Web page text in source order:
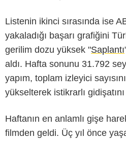
Listenin ikinci sırasında ise
yakaladığı başarı grafiğini
gerilim dozu yüksek "Saplantı
aldı. Hafta sonunu 31.792
yapım, toplam izleyici
yükselterek istikrarlı
Haftanın en anlamlı gişe
filmden geldi. Üç yıl önce